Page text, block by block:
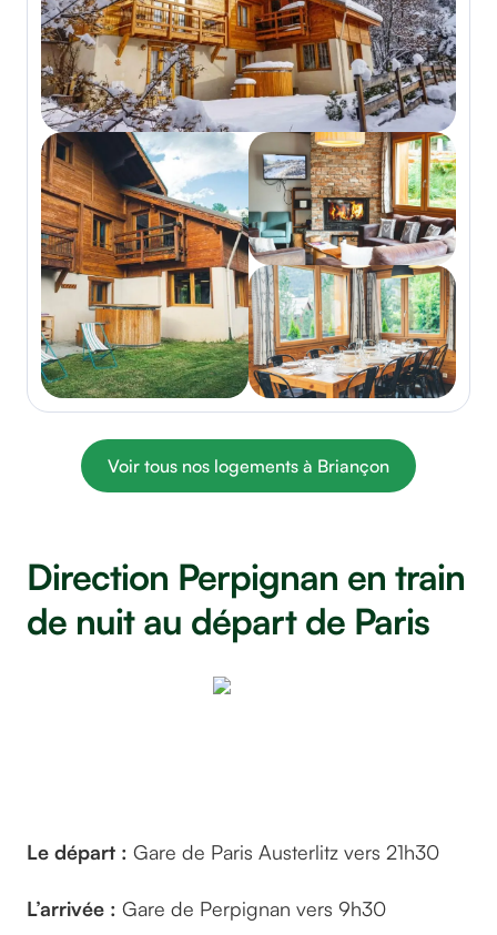
Voir tous nos logements à Briançon
Direction Perpignan en train
de nuit au départ de Paris
Le départ : Gare de Paris Austerlitz vers 21h30
L’arrivée : Gare de Perpignan vers 9h30